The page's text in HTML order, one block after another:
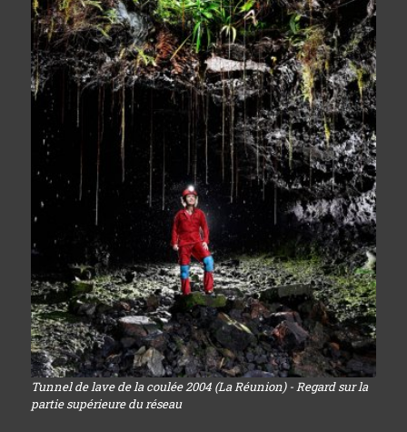
Tunnel de lave de la coulée 2004 (La Réunion) - Regard sur la
partie supérieure du réseau